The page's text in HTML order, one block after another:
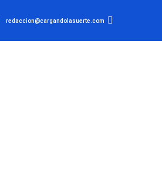
redaccion@cargandolasuerte.com